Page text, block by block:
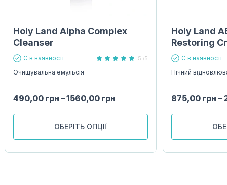
Holy Land Alpha Complex
Cleanser
Є в наявності 5 /5
Очищувальна емульсія
490,00 грн –1560,00 грн
ОБЕРІТЬ ОПЦІЇ
Holy Land
Restoring
Є в наявності
Нічний
875,00 грн –